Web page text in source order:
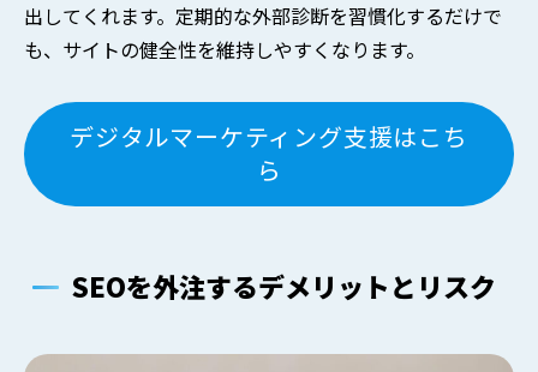
出してくれます。定期的な外部診断を習慣化するだけで
も、サイトの健全性を維持しやすくなります。
デジタルマーケティング支援はこち
ら
SEOを外注するデメリットとリスク